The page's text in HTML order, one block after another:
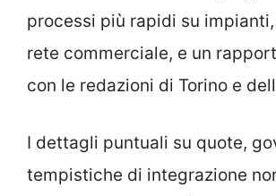
processi più rapidi su
rete commerciale, e un
con le redazioni di Torino e
I dettagli puntuali su quote,
tempistiche di integrazione